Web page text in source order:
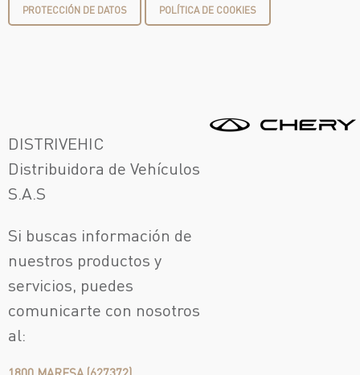
PROTECCIÓN DE DATOS POLÍTICA DE COOKIES
DISTRIVEHIC
Distribuidora de Vehículos
S.A.S
Si buscas información de
nuestros productos y
servicios, puedes
comunicarte con nosotros
al: